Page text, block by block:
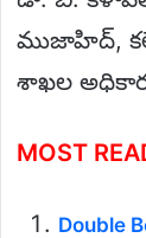
ముజాహిద్,
శాఖల
MOST
Double